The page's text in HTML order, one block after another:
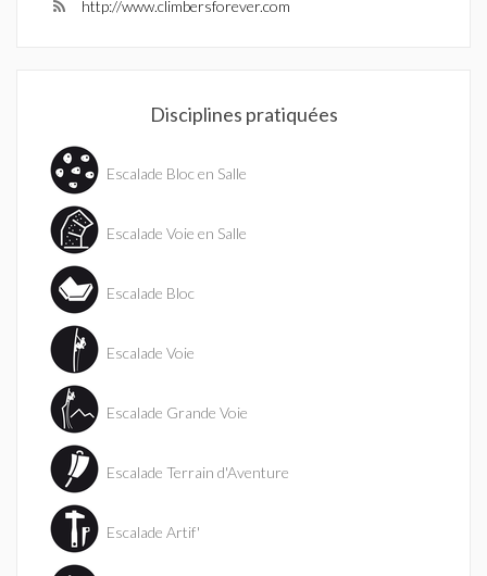
http://www.climbersforever.com
Disciplines pratiquées
Escalade Bloc en Salle
Escalade Voie en Salle
Escalade Bloc
Escalade Voie
Escalade Grande Voie
Escalade Terrain d'Aventure
Escalade Artif'